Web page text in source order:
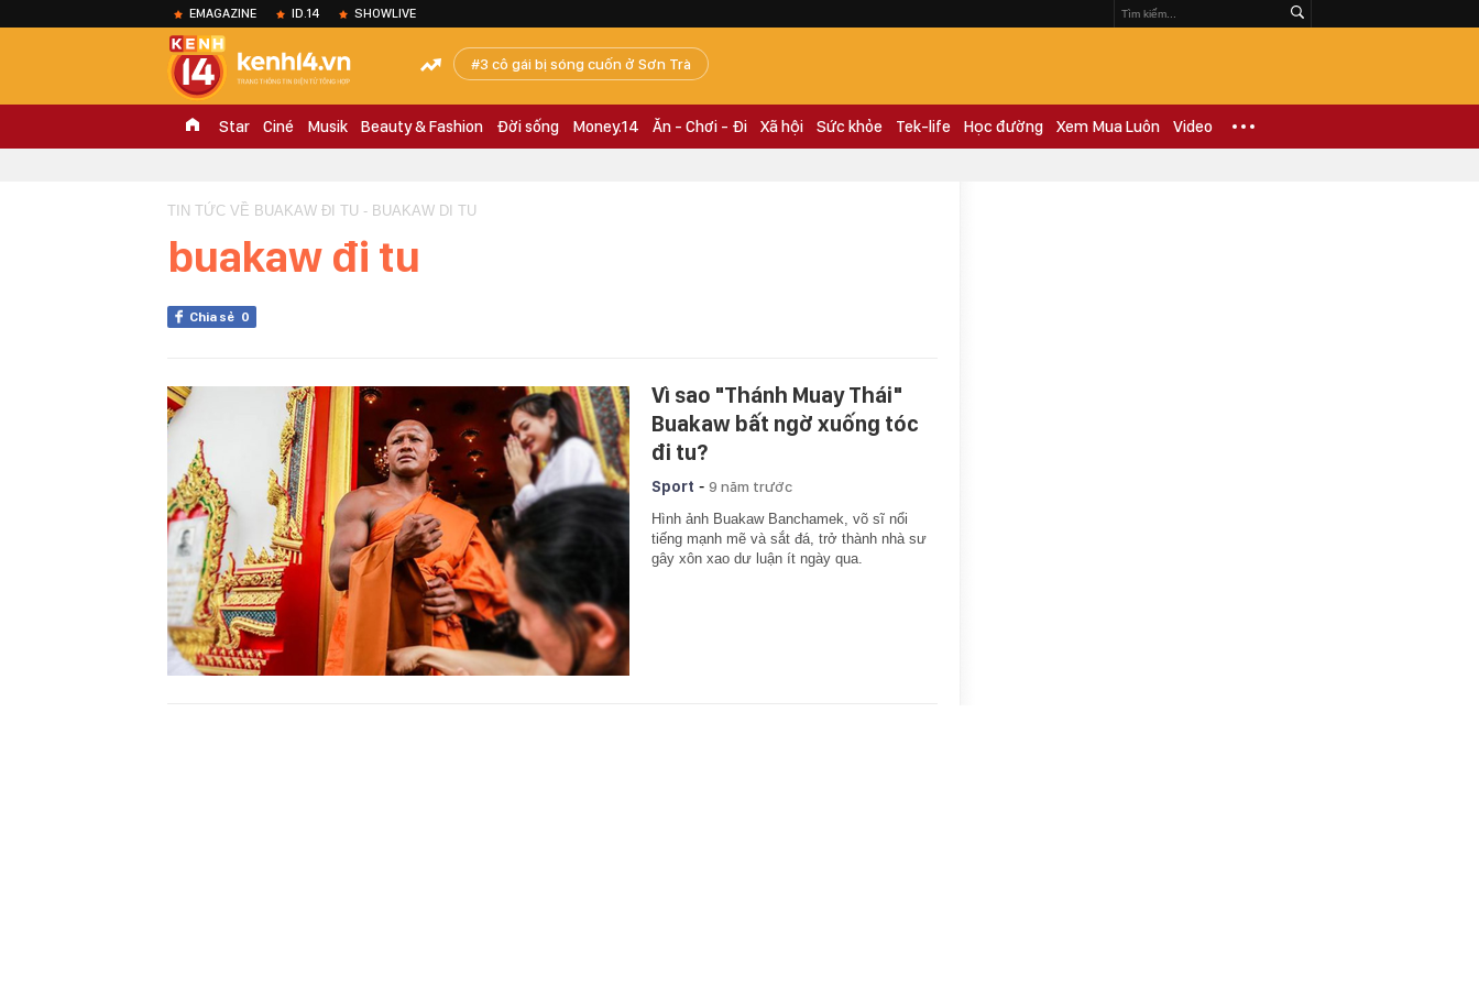
EMAGAZINE ID.14 SHOWLIVE
3 cô gái bị sóng cuốn ở Sơn Trà
Star Ciné Musik Beauty & Fashion Đời sống Money.14 Ăn - Chơi - Đi Xã hội Sức khỏe Tek-life Học đường Xem Mua Luôn Video
TIN TỨC VỀ BUAKAW ĐI TU - BUAKAW DI TU
buakaw đi tu
Chia sẻ 0
Vì sao "Thánh Muay Thái"
Buakaw bất ngờ xuống tóc
đi tu?
Sport - 9 năm trước
Hình ảnh Buakaw Banchamek, võ sĩ nổi
tiếng mạnh mẽ và sắt đá, trở thành nhà sư
gây xôn xao dư luận ít ngày qua.